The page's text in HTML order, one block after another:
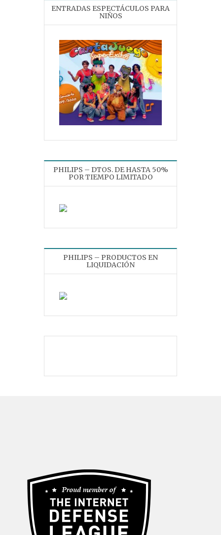
ENTRADAS ESPECTÁCULOS PARA
NIÑOS
PHILIPS – DTOS. DE HASTA 50%
POR TIEMPO LIMITADO
PHILIPS – PRODUCTOS EN
LIQUIDACIÓN